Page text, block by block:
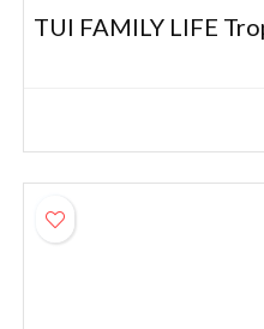
TUI FAMILY LIFE